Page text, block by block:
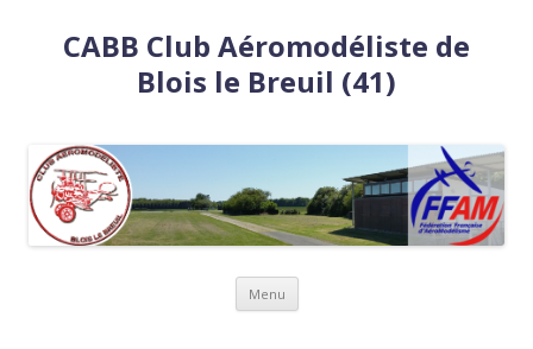
CABB Club Aéromodéliste de
Blois le Breuil (41)
Menu Aller